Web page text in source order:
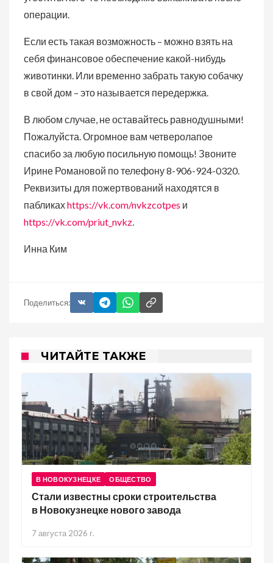
операции.
Если есть такая возможность – можно взять на
себя финансовое обеспечение какой-нибудь
животинки. Или временно забрать такую собачку
в свой дом – это называется передержка.
В любом случае, не оставайтесь равнодушными!
Пожалуйста. Огромное вам четверолапое
спасибо за любую посильную помощь! Звоните
Ирине Романовой по телефону 8-906-924-0320.
Реквизиты для пожертвований находятся в
пабликахhttps://vk.com/nvkzcotpes и
https://vk.com/priut_nvkz.
Инна Ким
Поделиться:
ЧИТАЙТЕ ТАКЖЕ
В НОВОКУЗНЕЦКЕ ОБЩЕСТВО
Стали известны сроки строительства
в Новокузнецке нового завода
7 августа 2026 г.